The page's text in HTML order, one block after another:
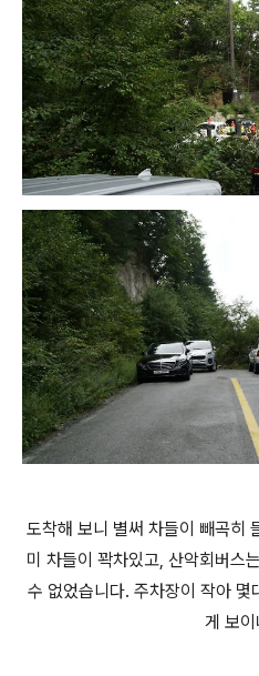
도착해 보니 별써 차들이 빼곡히
미 차들이 꽉차있고, 산악회버스
수 없었습니다. 주차장이 작아 몇
게 보